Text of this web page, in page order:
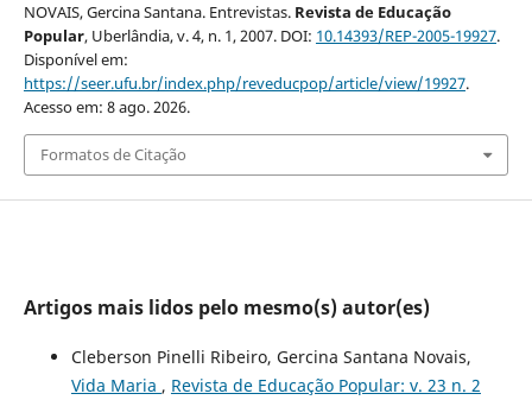
NOVAIS, Gercina Santana. Entrevistas. Revista de Educação
Popular, Uberlândia, v. 4, n. 1, 2007. DOI: 10.14393/REP-2005-19927.
Disponível em:
https://seer.ufu.br/index.php/reveducpop/article/view/19927.
Acesso em: 8 ago. 2026.
Formatos de Citação
Artigos mais lidos pelo mesmo(s) autor(es)
Cleberson Pinelli Ribeiro, Gercina Santana Novais,
Vida Maria , Revista de Educação Popular: v. 23 n. 2